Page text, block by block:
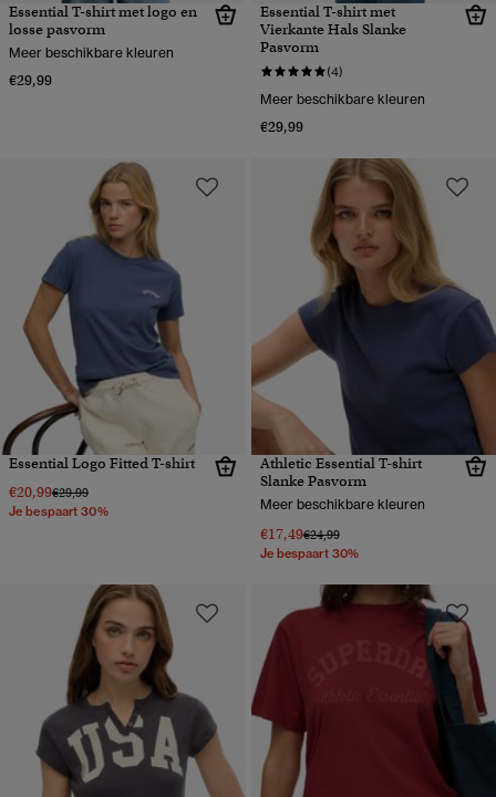
Essential T-shirt met logo en
losse pasvorm
Meer beschikbare kleuren
€29,99
Essential T-shirt met
Vierkante Hals Slanke
Pasvorm
(4)
Meer beschikbare kleuren
€29,99
Essential Logo Fitted T-shirt
€20,99Prijs verlaagd van
€29,99naar
Je bespaart 30%
Athletic Essential T-shirt
Slanke Pasvorm
Meer beschikbare kleuren
€17,49Prijs verlaagd van
€24,99naar
Je bespaart 30%